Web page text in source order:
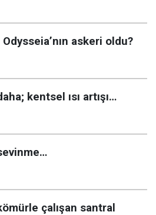
askeri oldu?
kentsel ısı artışı…
çalışan santral